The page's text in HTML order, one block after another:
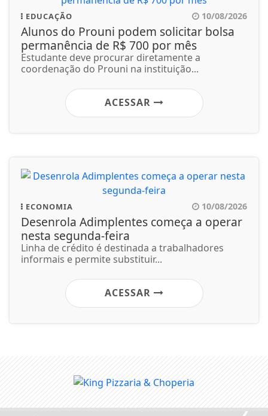
EDUCAÇÃO 10/08/2026
Alunos do Prouni podem solicitar bolsa
permanência de R$ 700 por mês
Estudante deve procurar diretamente a
coordenação do Prouni na instituição...
ACESSAR
ECONOMIA 10/08/2026
Desenrola Adimplentes começa a operar
nesta segunda-feira
Linha de crédito é destinada a trabalhadores
informais e permite substituir...
ACESSAR